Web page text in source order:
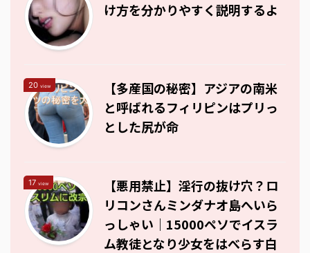
け方を分かりやすく説明するよ
20 view
【多産国の秘密】アジアの南米
と呼ばれるフィリピンはプリっ
とした尻が命
17 view
【悪用禁止】淫行の抜け穴？ロ
リコンさんミンダナオ島へいら
っしゃい｜15000ペソでイスラ
ム教徒となり少女をはべらす白